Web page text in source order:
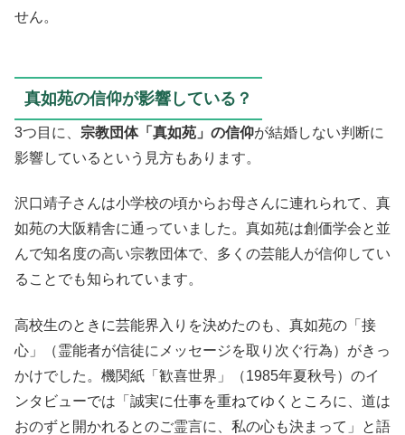
せん。
真如苑の信仰が影響している？
3つ目に、 宗教団体「真如苑」の信仰が結婚しない判断に
影響しているという見方もあります。
沢口靖子さんは小学校の頃からお母さんに連れられて、真
如苑の大阪精舎に通っていました。真如苑は創価学会と並
んで知名度の高い宗教団体で、多くの芸能人が信仰してい
ることでも知られています。
高校生のときに芸能界入りを決めたのも、真如苑の「接
心」（霊能者が信徒にメッセージを取り次ぐ行為）がきっ
かけでした。機関紙「歓喜世界」（1985年夏秋号）のイ
ンタビューでは「誠実に仕事を重ねてゆくところに、道は
おのずと開かれるとのご霊言に、私の心も決まって」と語